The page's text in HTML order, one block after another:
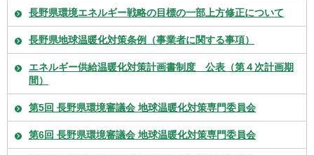
長野県環境エネルギー戦略の目標の一部上方修正について
長野県地球温暖化対策条例（事業者に関する事項）
エネルギー供給温暖化対策計画書制度 公表（第４次計画期
間）
第5回 長野県環境審議会 地球温暖化対策専門委員会
第6回 長野県環境審議会 地球温暖化対策専門委員会